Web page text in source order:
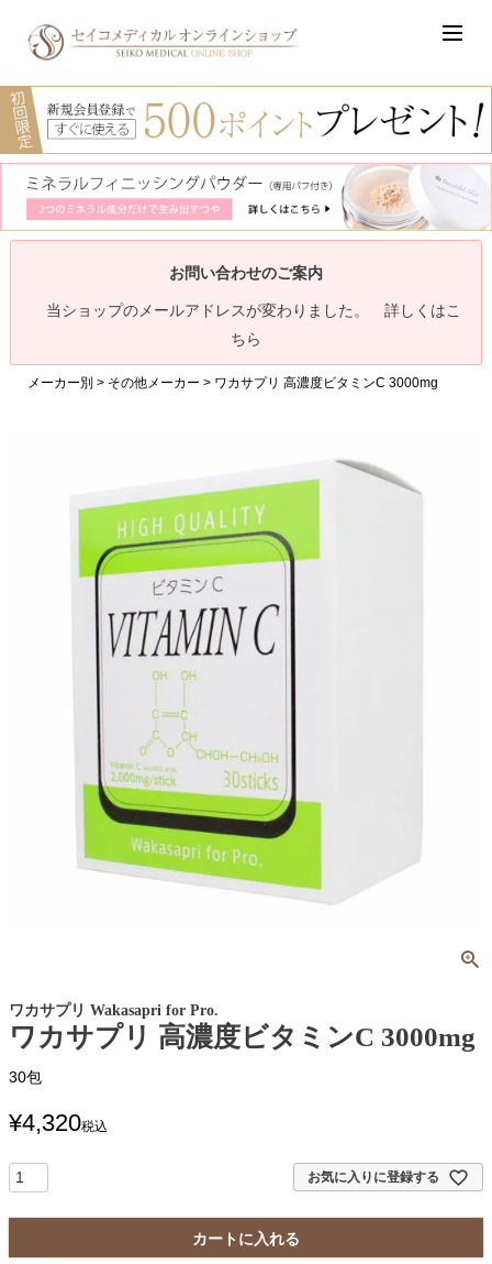
お問い合わせのご案内
当ショップのメールアドレスが変わりました。 詳しくはこ
ちら
メーカー別 その他メーカー ワカサプリ 高濃度ビタミンC 3000mg
ワカサプリ Wakasapri for Pro.
ワカサプリ 高濃度ビタミンC 3000mg
30包
¥4,320税込
お気に入りに登録する
カートに入れる